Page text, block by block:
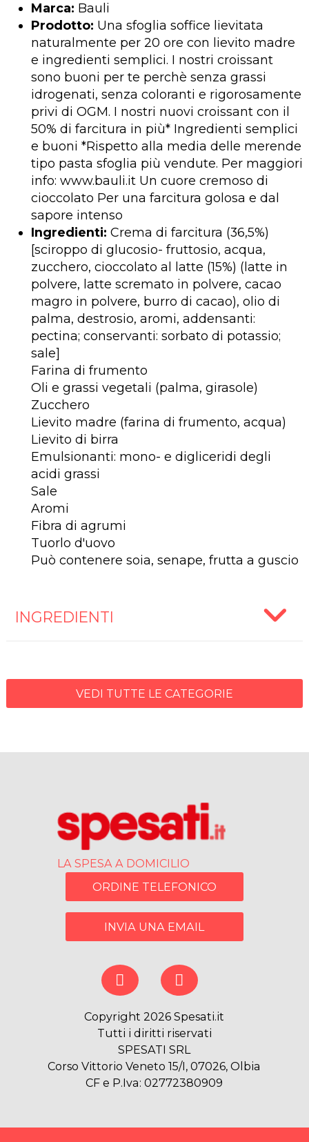
Marca: Bauli
Prodotto: Una sfoglia soffice lievitata
naturalmente per 20 ore con lievito madre
e ingredienti semplici. I nostri croissant
sono buoni per te perchè senza grassi
idrogenati, senza coloranti e rigorosamente
privi di OGM. I nostri nuovi croissant con il
50% di farcitura in più* Ingredienti semplici
e buoni *Rispetto alla media delle merende
tipo pasta sfoglia più vendute. Per maggiori
info: www.bauli.it Un cuore cremoso di
cioccolato Per una farcitura golosa e dal
sapore intenso
Ingredienti: Crema di farcitura (36,5%)
[sciroppo di glucosio- fruttosio, acqua,
zucchero, cioccolato al latte (15%) (latte in
polvere, latte scremato in polvere, cacao
magro in polvere, burro di cacao), olio di
palma, destrosio, aromi, addensanti:
pectina; conservanti: sorbato di potassio;
sale]
Farina di frumento
Oli e grassi vegetali (palma, girasole)
Zucchero
Lievito madre (farina di frumento, acqua)
Lievito di birra
Emulsionanti: mono- e digliceridi degli
acidi grassi
Sale
Aromi
Fibra di agrumi
Tuorlo d'uovo
Può contenere soia, senape, frutta a guscio
INGREDIENTI
VEDI TUTTE LE CATEGORIE
LA SPESA A DOMICILIO
ORDINE TELEFONICO
INVIA UNA EMAIL
Copyright 2026 Spesati.it
Tutti i diritti riservati
SPESATI SRL
Corso Vittorio Veneto 15/I, 07026, Olbia
CF e P.Iva: 02772380909